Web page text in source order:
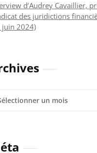
d’Audrey Cavaillier,
des juridictions
juin 2024)